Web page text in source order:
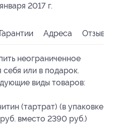
2017 г.
Гарантии Адреса Отзывы
неограниченное
себя или в подарок.
виды товаров:
(тартрат) (в упаковке
вместо 2390 руб.)